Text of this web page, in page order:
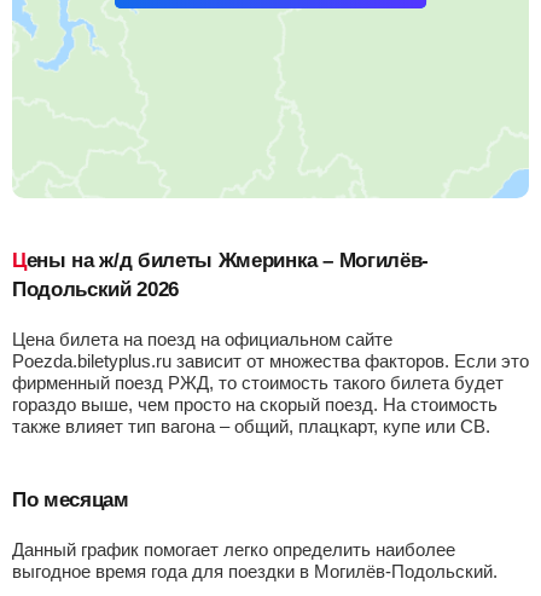
Цены на ж/д билеты Жмеринка – Могилёв-
Подольский 2026
Цена билета на поезд на официальном сайте
Poezda.biletyplus.ru зависит от множества факторов. Если это
фирменный поезд РЖД, то стоимость такого билета будет
гораздо выше, чем просто на скорый поезд. На стоимость
также влияет тип вагона – общий, плацкарт, купе или СВ.
По месяцам
Данный график помогает легко определить наиболее
выгодное время года для поездки в Могилёв-Подольский.